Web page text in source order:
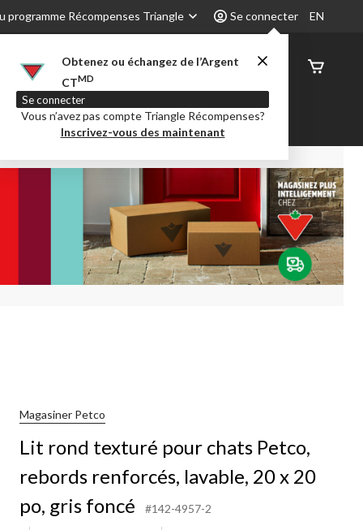
programme Récompenses Triangle Se connecter
Obtenez ou échangez de l’Argent
CTMD
Se connecter
Vous n’avez pas compte Triangle Récompenses?
Inscrivez-vous des maintenant
EN
État de
Party City Centre-auto
Magasiner Petco
Lit rond texturé pour chats Petco,
rebords renforcés, lavable, 20 x 20
po, gris foncé
#142-4957-2